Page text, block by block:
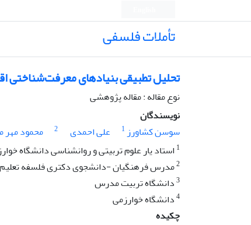
تأملات فلسفی
تحلیل تطبیقی بنیادهای معرفت‌شناختی
نوع مقاله : مقاله پژوهشی
نویسندگان
سوسن کشاورز1 علی احمدی 2 محمود
1 استاد یار علوم تربیتی و روانشناسی دانشگاه
2مدرس فرهنگیان -دانشجوی دکتری فلسفه
3دانشگاه تربیت مدرس
4دانشگاه خوارزمی
چکیده